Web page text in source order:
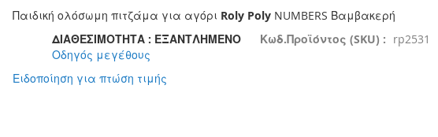
Παιδική ολόσωμη πιτζάμα για αγόρι Roly Poly NUMBERS Βαμβακερή
ΔΙΑΘΕΣΙΜΌΤΗΤΑ : ΕΞΑΝΤΛΗΜΈΝΟ Κωδ.Προϊόντος (SKU) : rp2531
Οδηγός μεγέθους
Ειδοποίηση για πτώση τιμής